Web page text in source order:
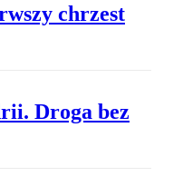
chrzest
Droga bez